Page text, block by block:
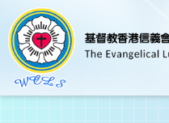
移至主內容